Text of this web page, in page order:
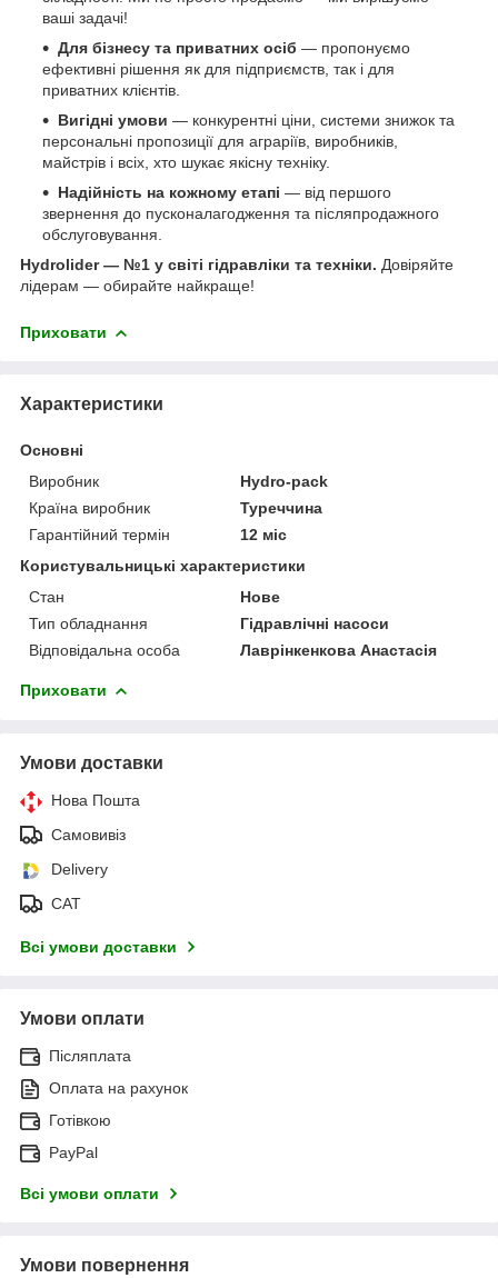
ваші задачі!
Для бізнесу та приватних осіб — пропонуємо
ефективні рішення як для підприємств, так і для
приватних клієнтів.
Вигідні умови — конкурентні ціни, системи знижок та
персональні пропозиції для аграріїв, виробників,
майстрів і всіх, хто шукає якісну техніку.
Надійність на кожному етапі — від першого
звернення до пусконалагодження та післяпродажного
обслуговування.
Hydrolider — №1 у світі гідравліки та техніки. Довіряйте
лідерам — обирайте найкраще!
Приховати
Характеристики
Основні
Виробник
Hydro-pack
Країна виробник
Туреччина
Гарантійний термін
12 міс
Користувальницькі характеристики
Стан
Нове
Тип обладнання
Гідравлічні насоси
Відповідальна особа
Лаврінкенкова Анастасія
Приховати
Умови доставки
Нова Пошта
Самовивіз
Delivery
САТ
Всі умови доставки
Умови оплати
Післяплата
Оплата на рахунок
Готівкою
PayPal
Всі умови оплати
Умови повернення